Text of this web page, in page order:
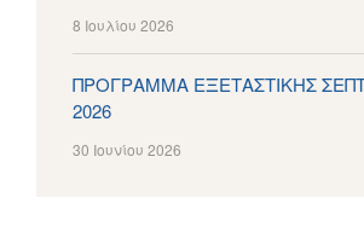
8 Ιουλίου 2026
ΠΡΟΓΡΑΜΜΑ ΕΞΕΤΑΣΤΙΚΗΣ
2026
30 Ιουνίου 2026